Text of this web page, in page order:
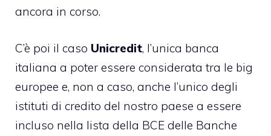
ancora in corso.
C’è poi il caso Unicredit, l’unica banca
italiana a poter essere considerata tra le big
europee e, non a caso, anche l’unico degli
istituti di credito del nostro paese a essere
incluso nella lista della BCE delle Banche